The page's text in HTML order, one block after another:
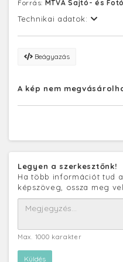
Forrás: MTVA Sajtó- és
Technikai adatok:
Beágyazás
A kép nem
Legyen a szerkesztőnk!
Ha több információt tud
képszöveg, ossza meg
Max. 1000 karakter